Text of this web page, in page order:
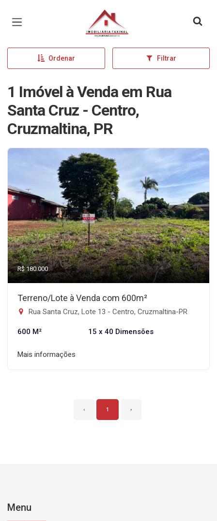
Página inicial
Ordenar Filtrar
1 Imóvel à Venda em Rua
Santa Cruz - Centro,
Cruzmaltina, PR
R$ 180.000
Terreno/Lote à Venda com 600m²
Rua Santa Cruz, Lote 13 - Centro, Cruzmaltina-PR
600 M² 15 x 40 Dimensões
Mais informações
‹ 1 ›
Menu